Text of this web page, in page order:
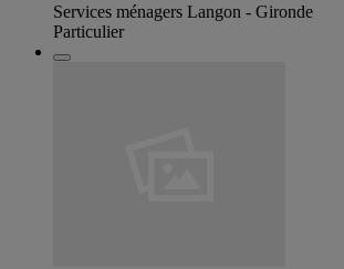
Services ménagers Langon - Gironde
Particulier